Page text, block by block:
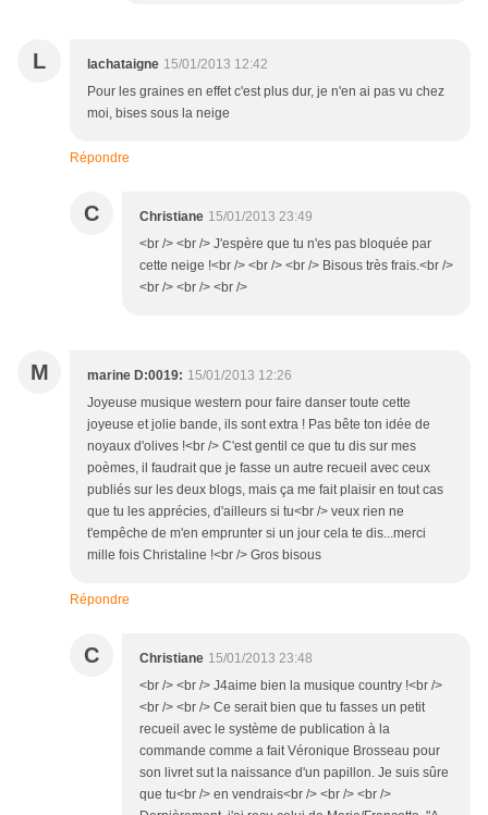
L lachataigne 15/01/2013 12:42
Pour les graines en effet c'est plus dur, je n'en ai pas vu chez
moi, bises sous la neige
Répondre
C Christiane 15/01/2013 23:49
<br /> <br /> J'espère que tu n'es pas bloquée par
cette neige !<br /> <br /> <br /> Bisous très frais.<br />
<br /> <br /> <br />
M marine D:0019: 15/01/2013 12:26
Joyeuse musique western pour faire danser toute cette
joyeuse et jolie bande, ils sont extra ! Pas bête ton idée de
noyaux d'olives !<br /> C'est gentil ce que tu dis sur mes
poèmes, il faudrait que je fasse un autre recueil avec ceux
publiés sur les deux blogs, mais ça me fait plaisir en tout cas
que tu les apprécies, d'ailleurs si tu<br /> veux rien ne
t'empêche de m'en emprunter si un jour cela te dis...merci
mille fois Christaline !<br /> Gros bisous
Répondre
C Christiane 15/01/2013 23:48
<br /> <br /> J4aime bien la musique country !<br />
<br /> <br /> Ce serait bien que tu fasses un petit
recueil avec le système de publication à la
commande comme a fait Véronique Brosseau pour
son livret sut la naissance d'un papillon. Je suis sûre
que tu<br /> en vendrais<br /> <br /> <br />